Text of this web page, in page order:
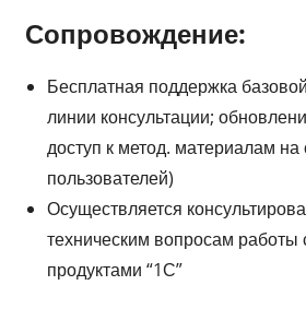
Сопровождение:
Бесплатная поддержка
линии консультации;
доступ к метод. материалам
пользователей)
Осуществляется
техническим вопросам
продуктами “1С”